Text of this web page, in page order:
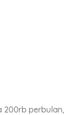
200rb perbulan,